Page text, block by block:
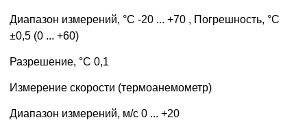
Диапазон измерений, °C -20 ... +70 , Погрешность, °C
±0,5 (0 ... +60)
Разрешение, °C 0,1
Измерение скорости (термоанемометр)
Диапазон измерений, м/c 0 ... +20